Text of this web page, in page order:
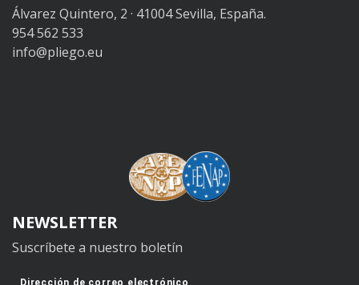
Álvarez Quintero, 2 · 41004 Sevilla, España.
954 562 533
info@pliego.eu
NEWSLETTER
Suscríbete a nuestro boletín